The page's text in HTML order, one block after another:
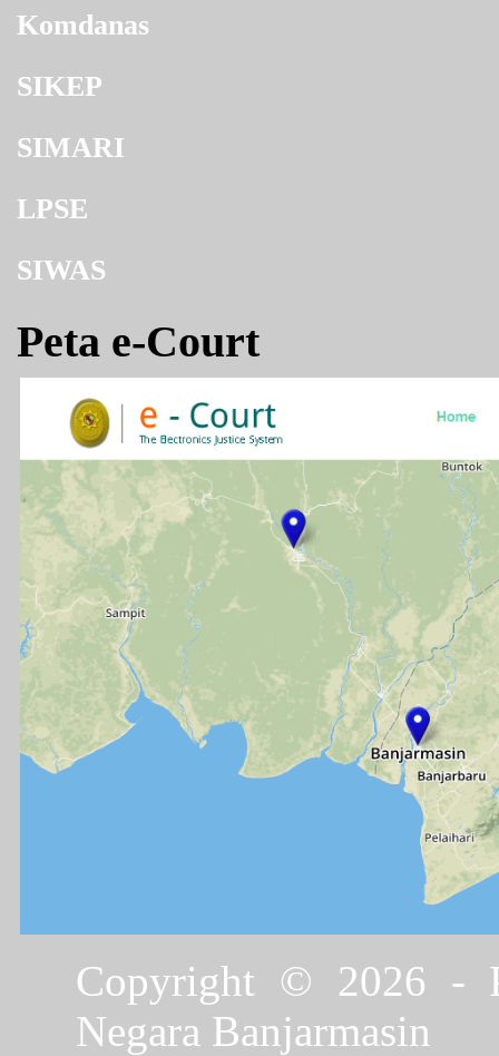
Komdanas
SIKEP
SIMARI
LPSE
SIWAS
Peta e-Court
Copyright © 2026 -
Negara Banjarmasin